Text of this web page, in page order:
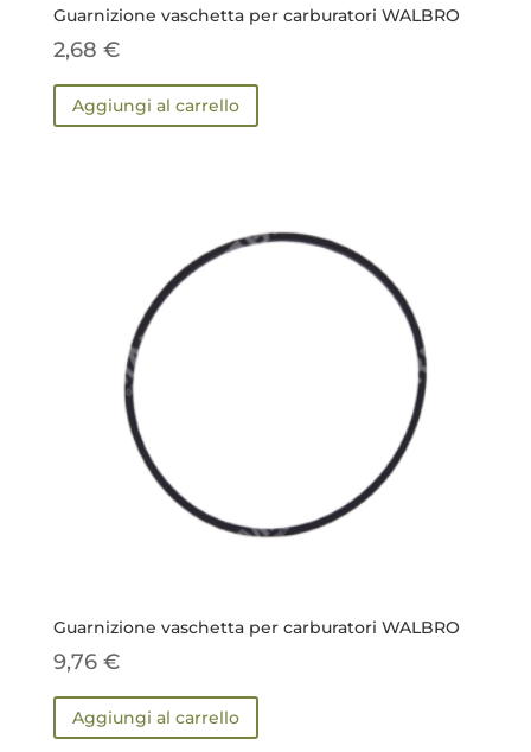
Guarnizione vaschetta per carburatori WALBRO
2,68 €
Aggiungi al carrello
Guarnizione vaschetta per carburatori WALBRO
9,76 €
Aggiungi al carrello